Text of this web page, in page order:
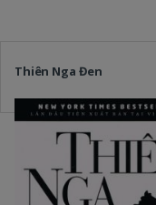
Thiên Nga Đen